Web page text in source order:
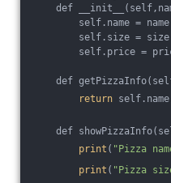
def
self.name = name
self.size = size
self.price =
def
return
def
print ( "Pizza
print ( "Pizza